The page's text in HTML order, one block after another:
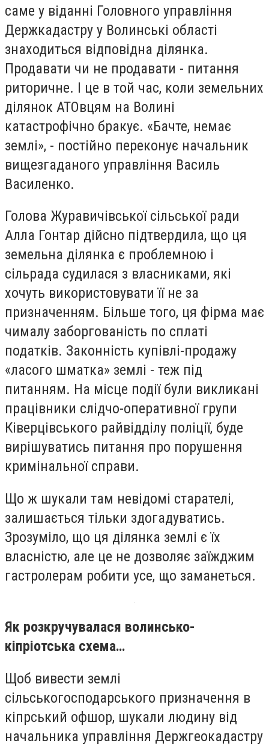
саме у віданні Головного управління
Держкадастру у Волинські області
знаходиться відповідна ділянка.
Продавати чи не продавати - питання
риторичне. І це в той час, коли земельних
ділянок АТОвцям на Волині
катастрофічно бракує. «Бачте, немає
землі», - постійно переконує начальник
вищезгаданого управління Василь
Василенко.
Голова Журавичівської сільської ради
Алла Гонтар дійсно підтвердила, що ця
земельна ділянка є проблемною і
сільрада судилася з власниками, які
хочуть використовувати її не за
призначенням. Більше того, ця фірма має
чималу заборгованість по сплаті
податків. Законність купівлі-продажу
«ласого шматка» землі - теж під
питанням. На місце події були викликані
працівники слідчо-оперативної групи
Ківерцівського райвідділу поліції, буде
вирішуватись питання про порушення
кримінальної справи.
Що ж шукали там невідомі старателі,
залишається тільки здогадуватись.
Зрозуміло, що ця ділянка землі є їх
власністю, але це не дозволяє заїжджим
гастролерам робити усе, що заманеться.
Як розкручувалася волинсько-
кіпріотська схема…
Щоб вивести землі
сільськогосподарського призначення в
кіпрський офшор, шукали людину від
начальника управління Держгеокадастру